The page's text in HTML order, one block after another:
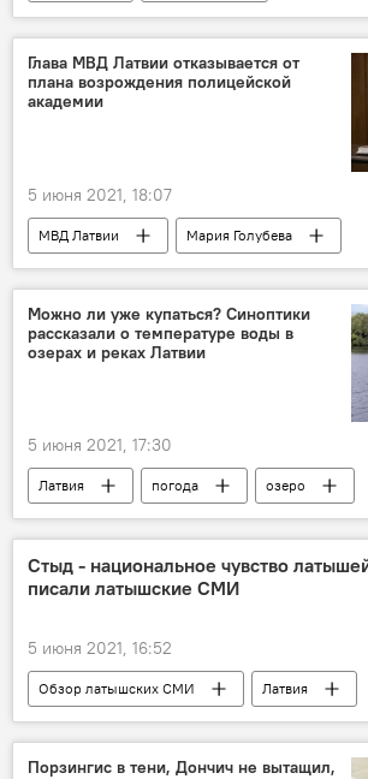
Глава МВД Латвии отказывается от
плана возрождения полицейской
академии
5 июня 2021, 18:07
МВД Латвии Мария Голубева
Можно ли уже купаться? Синоптики
рассказали о температуре воды в
озерах и реках Латвии
5 июня 2021, 17:30
Латвия погода
озеро
море
Стыд - национальное чувство
писали латышские СМИ
5 июня 2021, 16:52
Обзор латышских СМИ
Латвия
экономика
правительство Латвии
Кришьянис Кариньш
латыши
Порзингис в тени, Дончич не вытащил,